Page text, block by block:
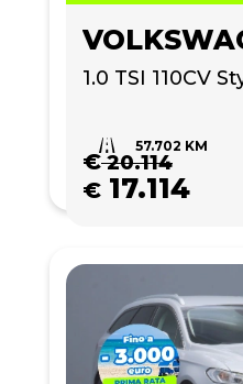
1.0 TSI 110CV
57.702 KM
€20.114
€ 17.114